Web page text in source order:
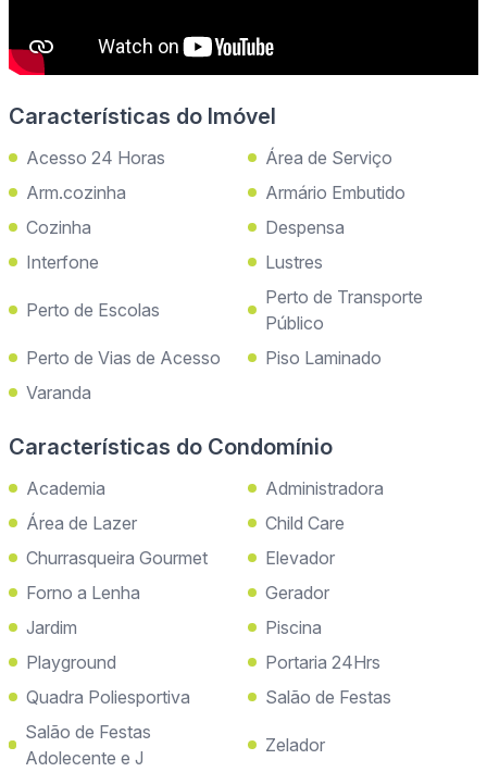
Características do Imóvel
Acesso 24 Horas
Área de Serviço
Arm.cozinha
Armário Embutido
Cozinha
Despensa
Interfone
Lustres
Perto de Escolas
Perto de Transporte
Público
Perto de Vias de Acesso
Piso Laminado
Varanda
Características do Condomínio
Academia
Administradora
Área de Lazer
Child Care
Churrasqueira Gourmet
Elevador
Forno a Lenha
Gerador
Jardim
Piscina
Playground
Portaria 24Hrs
Quadra Poliesportiva
Salão de Festas
Salão de Festas
Adolecente e J
Zelador